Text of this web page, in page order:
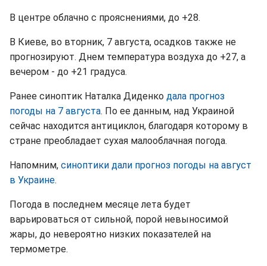
В центре облачно с прояснениями, до +28.
В Киеве, во вторник, 7 августа, осадков также не
прогнозируют. Днем температура воздуха до +27, а
вечером - до +21 градуса.
Ранее синоптик Наталка Диденко дала прогноз
погоды на 7 августа. По ее данным, над Украиной
сейчас находится антициклон, благодаря которому в
стране преобладает сухая малооблачная погода.
Напомним, синоптики дали прогноз погоды на август
в Украине.
Погода в последнем месяце лета будет
варьироваться от сильной, порой невыносимой
жары, до невероятно низких показателей на
термометре.